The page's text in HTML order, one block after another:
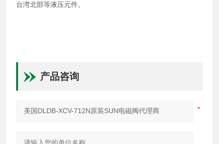
台湾北部等液压元件。
产品咨询